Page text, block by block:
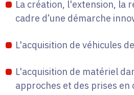
La création, l'extension, la
cadre d’une démarche
L'acquisition de véhicules
L'acquisition de matériel
approches et des prises en